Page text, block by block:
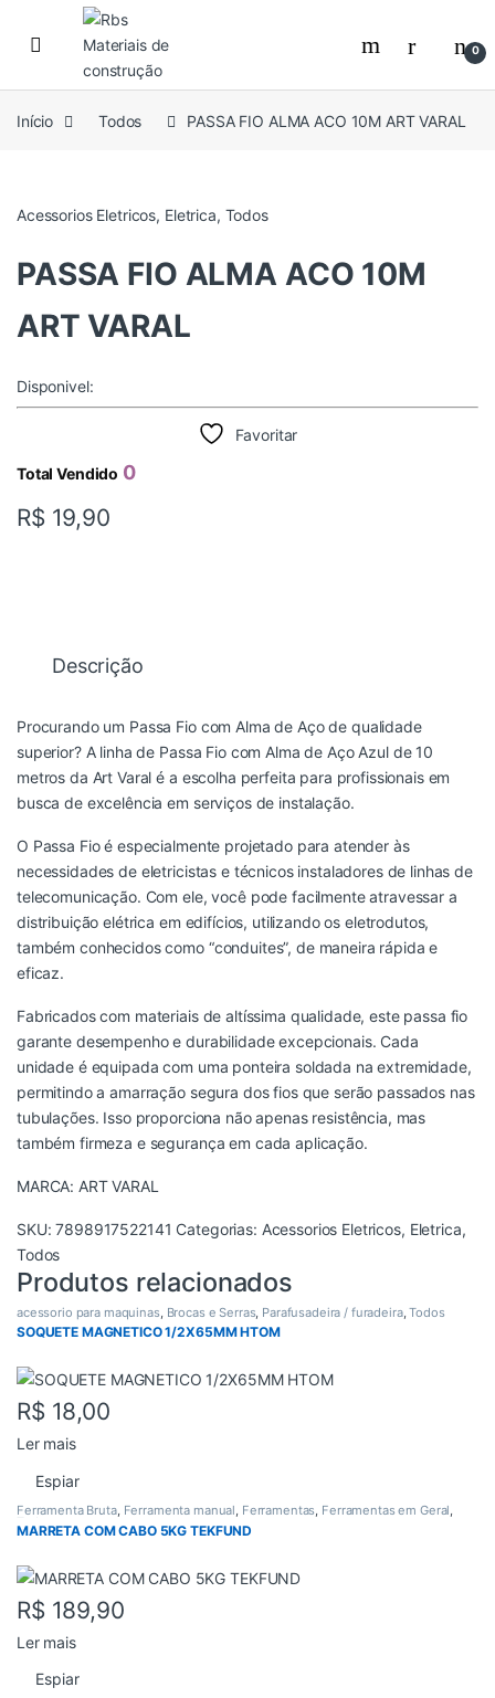
Skip to navigation
Skip to content
0
Início Todos PASSA FIO ALMA ACO 10M ART VARAL
Acessorios Eletricos, Eletrica, Todos
PASSA FIO ALMA ACO 10M
ART VARAL
Disponivel:
Favoritar
Total Vendido 0
R$ 19,90
Descrição
Procurando um Passa Fio com Alma de Aço de qualidade
superior? A linha de Passa Fio com Alma de Aço Azul de 10
metros da Art Varal é a escolha perfeita para profissionais em
busca de excelência em serviços de instalação.
O Passa Fio é especialmente projetado para atender às
necessidades de eletricistas e técnicos instaladores de linhas de
telecomunicação. Com ele, você pode facilmente atravessar a
distribuição elétrica em edifícios, utilizando os eletrodutos,
também conhecidos como “conduites”, de maneira rápida e
eficaz.
Fabricados com materiais de altíssima qualidade, este passa fio
garante desempenho e durabilidade excepcionais. Cada
unidade é equipada com uma ponteira soldada na extremidade,
permitindo a amarração segura dos fios que serão passados nas
tubulações. Isso proporciona não apenas resistência, mas
também firmeza e segurança em cada aplicação.
MARCA: ART VARAL
SKU:7898917522141 Categorias: Acessorios Eletricos, Eletrica,
Todos
Produtos relacionados
acessorio para maquinas, Brocas e Serras, Parafusadeira / furadeira,Todos
SOQUETE MAGNETICO 1/2X65MM HTOM
R$ 18,00
Ler mais
Espiar
Ferramenta Bruta, Ferramenta manual, Ferramentas, Ferramentas em Geral,
Todos
MARRETA COM CABO 5KG TEKFUND
R$ 189,90
Ler mais
Espiar